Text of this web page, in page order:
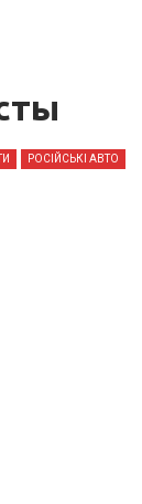
РОСІЙСЬКІ АВТО